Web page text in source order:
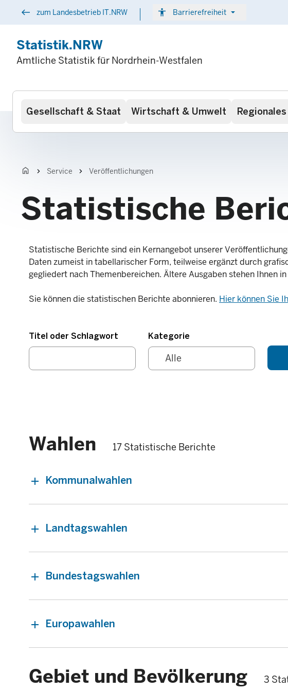
west zum Landesbetrieb IT.NRW accessibility Barrierefreiheit arrow_drop_down
Statistik.NRW
Amtliche Statistik für Nordrhein-Westfalen
Hauptnavigation
Gesellschaft & Staat Wirtschaft & Umwelt Regionales
home chevron_right Service chevron_right Veröffentlichungen
Statistische
Statistische Berichte sind ein Kernangebot unserer
Daten zumeist in tabellarischer Form, teilweise ergänzt durch
gegliedert nach Themenbereichen. Ältere Ausgaben stehen Ihnen
Sie können die statistischen Berichte abonnieren. Hier können Sie
Titel oder Schlagwort Kategorie
Wahlen 17 Statistische Berichte
Kommunalwahlen
Landtagswahlen
Bundestagswahlen
Europawahlen
Gebiet und Bevölkerung 3